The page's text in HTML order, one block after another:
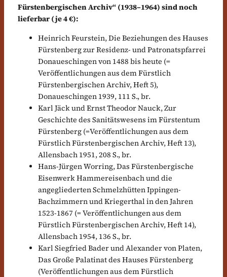
Fürstenbergischen Archiv“ (1938–1964) sind noch
lieferbar (je 4 €):
Heinrich Feurstein, Die Beziehungen des Hauses
Fürstenberg zur Residenz- und Patronatspfarrei
Donaueschingen von 1488 bis heute (=
Veröffentlichungen aus dem Fürstlich
Fürstenbergischen Archiv, Heft 5),
Donaueschingen 1939, 111 S., br.
Karl Jäck und Ernst Theodor Nauck, Zur
Geschichte des Sanitätswesens im Fürstentum
Fürstenberg (=Veröffentlichungen aus dem
Fürstlich Fürstenbergischen Archiv, Heft 13),
Allensbach 1951, 208 S., br.
Hans-Jürgen Worring, Das Fürstenbergische
Eisenwerk Hammereisenbach und die
angegliederten Schmelzhütten Ippingen-
Bachzimmern und Kriegerthal in den Jahren
1523-1867 (= Veröffentlichungen aus dem
Fürstlich Fürstenbergischen Archiv, Heft 14),
Allensbach 1954, 136 S., br.
Karl Siegfried Bader und Alexander von Platen,
Das Große Palatinat des Hauses Fürstenberg
(Veröffentlichungen aus dem Fürstlich